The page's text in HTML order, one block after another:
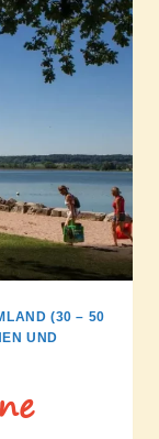
(30 – 50
UND